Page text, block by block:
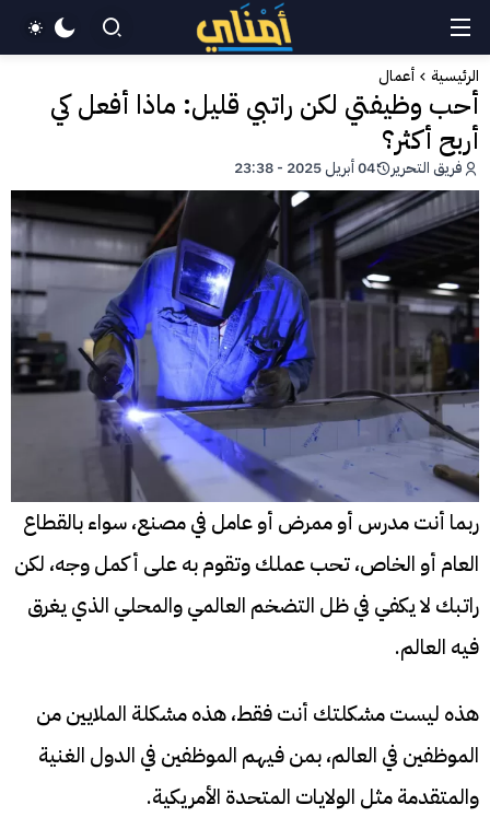
الرئيسية أعمال
أحب وظيفتي لكن راتبي قليل: ماذا أفعل كي
أربح أكثر؟
فريق التحرير 04 أبريل 2025 - 23:38
ربما أنت مدرس أو ممرض أو عامل في مصنع، سواء بالقطاع
العام أو الخاص، تحب عملك وتقوم به على أكمل وجه، لكن
راتبك لا يكفي في ظل التضخم العالمي والمحلي الذي يغرق
فيه العالم.
هذه ليست مشكلتك أنت فقط، هذه مشكلة الملايين من
الموظفين في العالم، بمن فيهم الموظفين في الدول الغنية
والمتقدمة مثل الولايات المتحدة الأمريكية.